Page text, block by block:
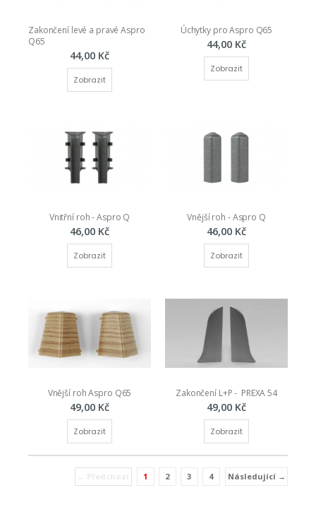
Zakončení levé a pravé Aspro
Q65
44,00 Kč
Zobrazit
Úchytky pro Aspro Q65
44,00 Kč
Zobrazit
Vnitřní roh - Aspro Q
46,00 Kč
Zobrazit
Vnější roh - Aspro Q
46,00 Kč
Zobrazit
Vnější roh Aspro Q65
49,00 Kč
Zobrazit
Zakončení L+P -  PREXA 54
49,00 Kč
Zobrazit
1(current)
2 3 4 Následující →